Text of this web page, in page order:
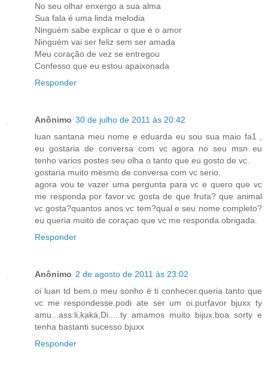
No seu olhar enxergo a sua alma
Sua fala é uma linda melodia
Ninguém sabe explicar o que é o amor
Ninguém vai ser feliz sem ser amada
Meu coração de vez se entregou
Confesso que eu estou apaixonada
Responder
Anônimo 30 de julho de 2011 às 20:42
luan santana meu nome e eduarda eu sou sua maio fa1 ,
eu gostaria de conversa com vc agora no seu msn eu
tenho varios postes seu olha o tanto que eu gosto de vc.
gostaria muito mesmo de conversa com vc serio.
agora vou te vazer uma pergunta para vc e quero que vc
me responda por favor:vc gosta de que fruta? que animal
vc gosta?quantos anos vc tem?qual e seu nome completo?
eu queria muito de coraçao que vc me responda.obrigada.
Responder
Anônimo 2 de agosto de 2011 às 23:02
oi luan td bem.o meu sonho é ti conhecer.queria tanto que
vc me respondesse.podi ate ser um oi.purfavor bjuxx ty
amu...ass:li,kaká,Di.....ty amamos muito bijux.boa sorty e
tenha bastanti sucesso.bjuxx
Responder